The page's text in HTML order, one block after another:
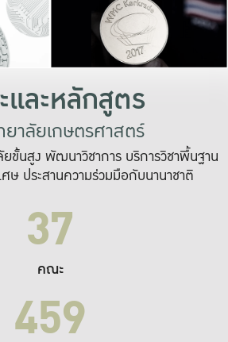
เปลี่ยนแปลง แล
เพื่อทำง
ระบบสารสนเทศ
ละหลักสูตร
าลัยเกษตรศาสตร์
ขั้นสูง พัฒนาวิชาการ บริการวิชาพื้นฐาน
ษ ประสานความร่วมมือกับนานาชาติ
37
คณะ
459